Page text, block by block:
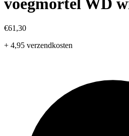
€61,30
+ 4,95 verzendkosten